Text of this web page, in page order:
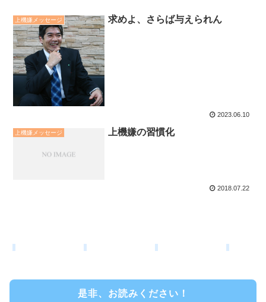
上機嫌メッセージ 求めよ、さらば与えられん
2023.06.10
上機嫌メッセージ 上機嫌の習慣化
2018.07.22
是非、お読みください！